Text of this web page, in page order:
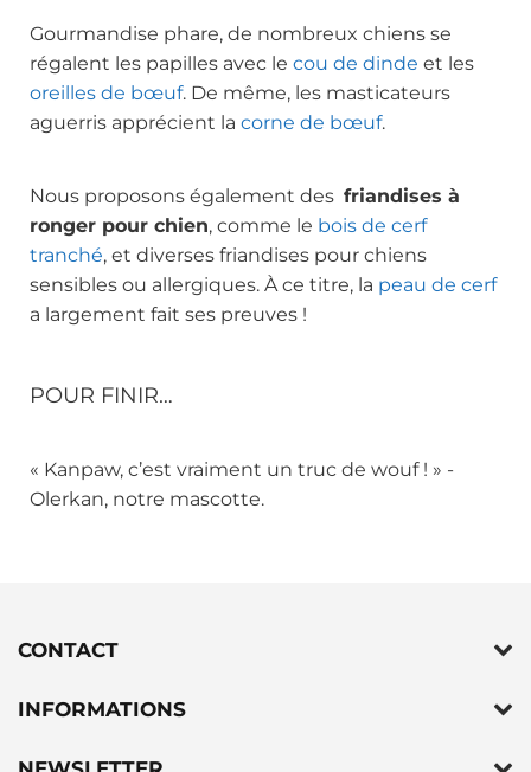
Gourmandise phare, de nombreux chiens se
régalent les papilles avec le cou de dinde et les
oreilles de bœuf. De même, les masticateurs
aguerris apprécient la corne de bœuf.
Nous proposons également des friandises à
ronger pour chien, comme le bois de cerf
tranché, et diverses friandises pour chiens
sensibles ou allergiques. À ce titre, la peau de cerf
a largement fait ses preuves !
POUR FINIR…
« Kanpaw, c’est vraiment un truc de wouf ! » -
Olerkan, notre mascotte.
CONTACT
INFORMATIONS